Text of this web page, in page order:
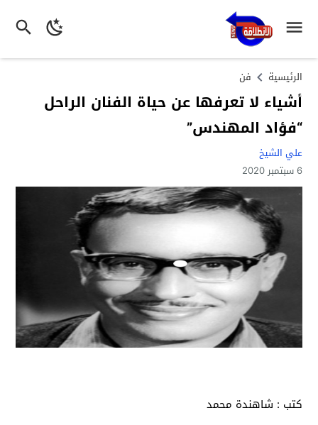
الرئيسية فن
أشياء لا تعرفها عن حياة الفنان الراحل
“فؤاد المهندس”
علي الشيخ
6 سبتمبر 2020
كتب : شاهندة محمد